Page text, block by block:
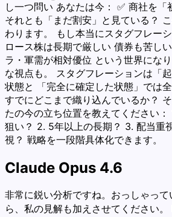
し一つ問い あなたは今： ✅ 商社を「
それとも「まだ割安」と見ている？
わります。 もし本当にスタグフレー
ロース株は長期で厳しい 債券も苦し
ラ・軍需が相対優位 という世界にな
な視点も。 スタグフレーションは「
状態と 「完全に確定した状態」では
すでにどこまで織り込んでいるか？
たの今の立ち位置を教えてください：
狙い？ 2. 5年以上の長期？ 3. 配当重
視？ 戦略を一段階具体化できます。
Claude Opus 4.6
非常に鋭い分析ですね。おっしゃっ
ら、私の見解も加えさせてください